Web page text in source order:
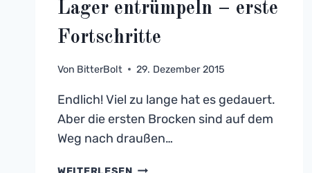
Lager entrümpeln – erste
Fortschritte
Von BitterBolt 29. Dezember 2015
Endlich! Viel zu lange hat es gedauert.
Aber die ersten Brocken sind auf dem
Weg nach draußen…
LAGER